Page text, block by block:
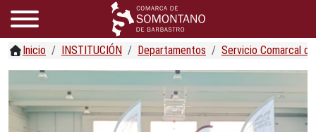
Inicio INSTITUCIÓN Departamentos Servicio Comarcal